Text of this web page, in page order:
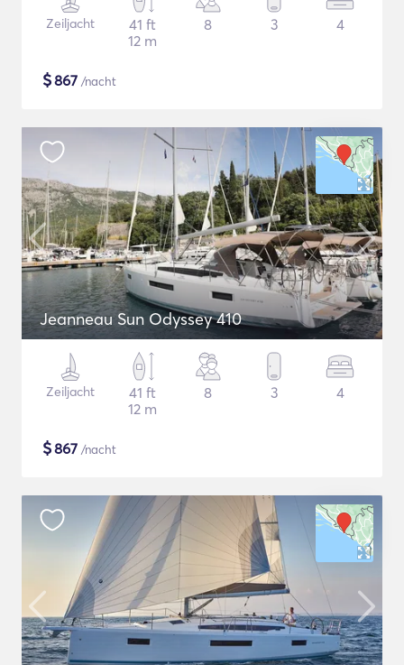
Zeiljacht
41 ft
12 m
8 3 4
$867 /nacht
Jeanneau Sun Odyssey 410
Zeiljacht
41 ft
12 m
8 3 4
$867 /nacht